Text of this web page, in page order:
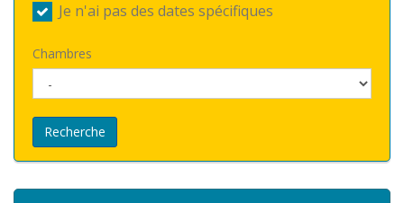
Je n'ai pas des dates spécifiques
Chambres
Recherche